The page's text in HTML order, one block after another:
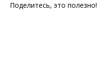
Поделитесь, это полезно!